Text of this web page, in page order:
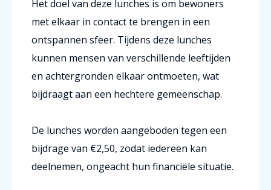
Het doel van deze lunches is om bewoners
met elkaar in contact te brengen in een
ontspannen sfeer. Tijdens deze lunches
kunnen mensen van verschillende leeftijden
en achtergronden elkaar ontmoeten, wat
bijdraagt aan een hechtere gemeenschap.
De lunches worden aangeboden tegen een
bijdrage van €2,50, zodat iedereen kan
deelnemen, ongeacht hun financiële situatie.